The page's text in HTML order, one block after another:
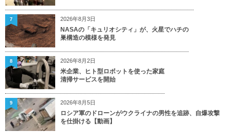
2026年8月3日
NASAの「キュリオシティ」が、火星でハチの
巣構造の模様を発見
7
2026年8月2日
米企業、ヒト型ロボットを使った家庭
清掃サービスを開始
8
2026年8月5日
ロシア軍のドローンがウクライナの男性を追跡、自爆攻撃
を仕掛ける【動画】
9